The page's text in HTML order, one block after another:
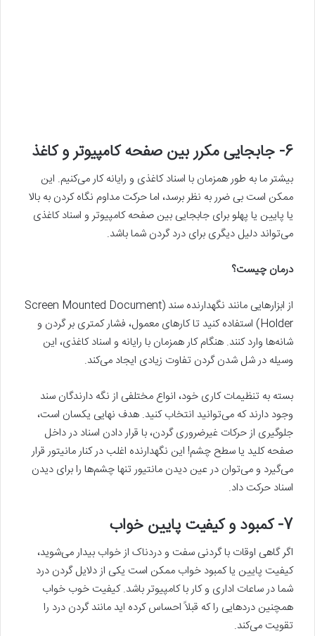
6- جابجایی مکرر بین صفحه کامپیوتر و کاغذ
بیشتر ما به طور همزمان با اسناد کاغذی و رایانه کار‌ می‌کنیم. این
ممکن است بی ضرر به نظر برسد، اما حرکت مداوم نگاه کردن به بالا
یا پایین یا پهلو برای جابجایی بین صفحه کامپیوتر و اسناد کاغذی‌
می‌تواند دلیل دیگری برای درد گردن شما باشد.
درمان چیست؟
از ابزارهایی مانند نگهدارنده سند (Screen Mounted Document
Holder) استفاده کنید تا کارهای معمول، فشار کمتری بر گردن و
شانه‌ها وارد کنند. هنگام کار همزمان با رایانه و اسناد کاغذی، این
وسیله در شل شدن گردن تفاوت زیادی ایجاد‌ می‌کند.
بسته به تنظیمات کاری خود، انواع مختلفی از نگه دارندگان سند
وجود دارند که‌ می‌توانید انتخاب کنید. هدف نهایی یکسان است،
جلوگیری از حرکات غیرضروری گردن، با قرار دادن اسناد در داخل
صفحه کلید یا سطح چشم! این نگهدارنده اغلب در کنار مانیتور قرار‌
می‌گیرد و‌ می‌توان در عین دیدن مانتیور تنها چشم‌ها را برای دیدن
اسناد حرکت داد.
7- کمبود و کیفیت پایین خواب
اگر گاهی اوقات با گردنی سفت و دردناک از خواب بیدار‌ می‌شوید،
کیفیت پایین یا کمبود خواب ممکن است یکی از دلایل گردن درد
شما در ساعات اداری و کار با کامپیوتر باشد. کیفیت خوب خواب
همچنین دردهایی را که قبلاً احساس کرده اید مانند گردن درد را
تقویت‌ می‌کند.